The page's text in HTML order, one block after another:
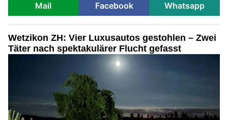
Mail
Facebook Whatsapp
Wetzikon ZH: Vier Luxusautos gestohlen – Zwei
Täter nach spektakulärer Flucht gefasst